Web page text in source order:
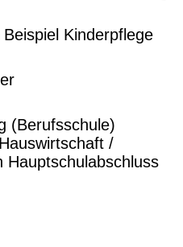
Kinderpflege
(Berufsschule)
/
Hauptschulabschluss